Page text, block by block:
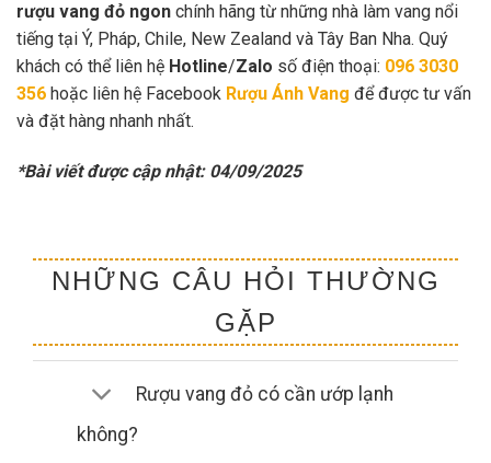
rượu vang đỏ ngon chính hãng từ những nhà làm vang nổi
tiếng tại Ý, Pháp, Chile, New Zealand và Tây Ban Nha. Quý
khách có thể liên hệ Hotline/Zalo số điện thoại: 096 3030
356 hoặc liên hệ Facebook Rượu Ánh Vang để được tư vấn
và đặt hàng nhanh nhất.
*Bài viết được cập nhật: 04/09/2025
NHỮNG CÂU HỎI THƯỜNG
GẶP
Rượu vang đỏ có cần ướp lạnh
không?